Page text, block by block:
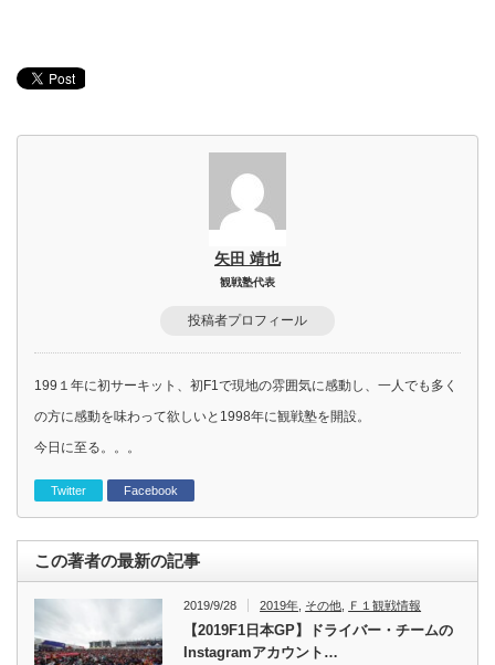
矢田 靖也
観戦塾代表
投稿者プロフィール
199１年に初サーキット、初F1で現地の雰囲気に感動し、一人でも多く
の方に感動を味わって欲しいと1998年に観戦塾を開設。
今日に至る。。。
Twitter Facebook
この著者の最新の記事
2019/9/28 2019年 その他 Ｆ１観戦情報
【2019F1日本GP】ドライバー・チームの
Instagramアカウント…